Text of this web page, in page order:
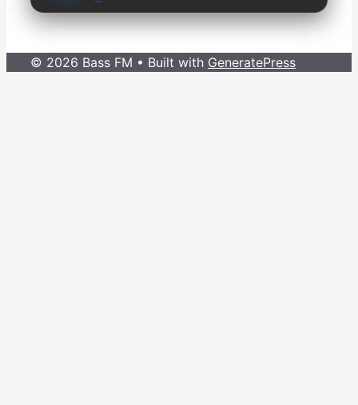
© 2026 Bass FM • Built with GeneratePress